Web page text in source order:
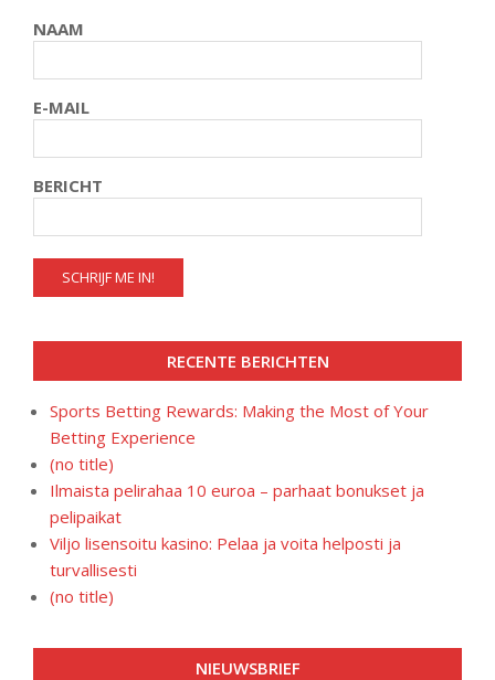
NAAM
E-MAIL
BERICHT
RECENTE BERICHTEN
Sports Betting Rewards: Making the Most of Your
Betting Experience
(no title)
Ilmaista pelirahaa 10 euroa – parhaat bonukset ja
pelipaikat
Viljo lisensoitu kasino: Pelaa ja voita helposti ja
turvallisesti
(no title)
NIEUWSBRIEF